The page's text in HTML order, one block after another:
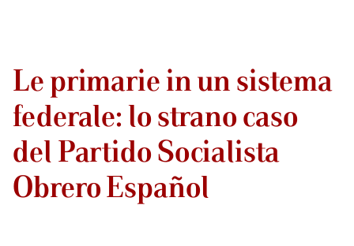
Le primarie in un sistema
federale: lo strano caso
del Partido Socialista
Obrero Español